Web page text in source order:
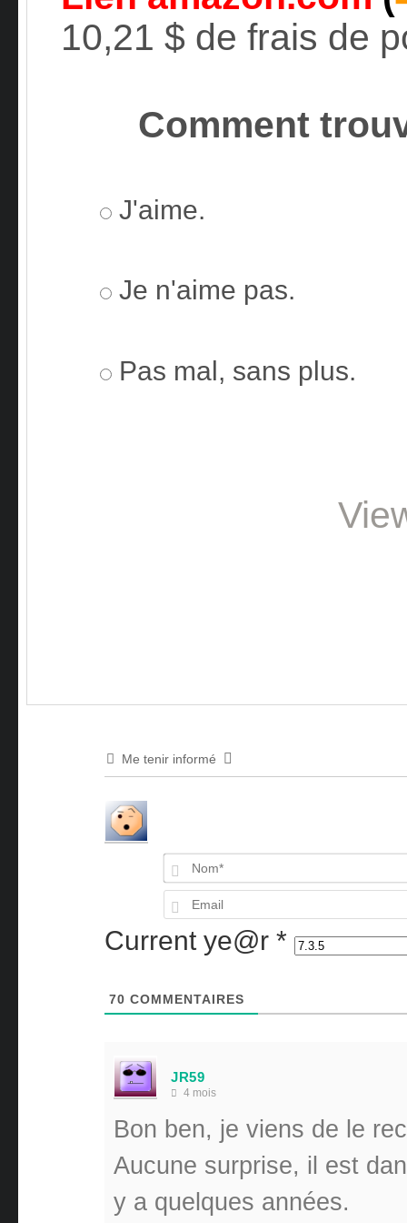
10,21 $ de frais de
Comment
J'aime.
Je n'aime pas.
Pas mal, sans plus.
Me tenir informé
Current ye@r *
70 COMMENTAIRES
JR59
4 mois
Bon ben, je viens de le
Aucune surprise, il est
y a quelques années.